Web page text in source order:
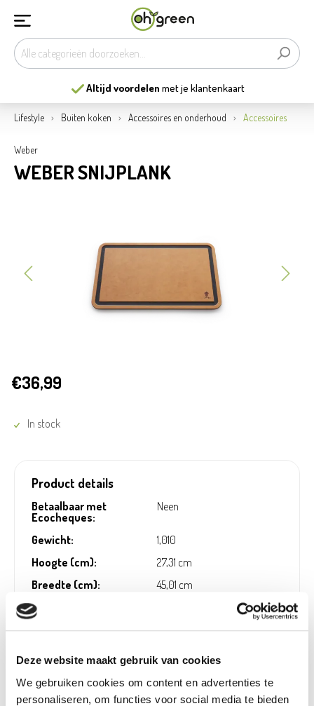
Deze website maakt gebruik van cookies
We gebruiken cookies om content en advertenties te
personaliseren, om functies voor social media te bieden
Altijd voordelen met je klantenkaart
Lifestyle Buiten koken Accessoires en onderhoud Accessoires
Weber
WEBER SNIJPLANK
€36,99
In stock
Product details
Betaalbaar met
Ecocheques:
Neen
Gewicht:
1,010
Hoogte (cm):
27,31 cm
Breedte (cm):
45,01 cm
Lengte (cm):
Diameter (cm):
0 cm